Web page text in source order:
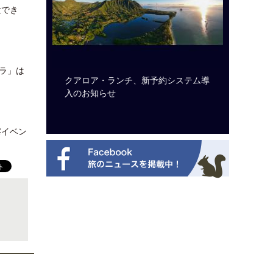
き
」は
ベン
クアロア・ランチ、新予約システム導
入のお知らせ